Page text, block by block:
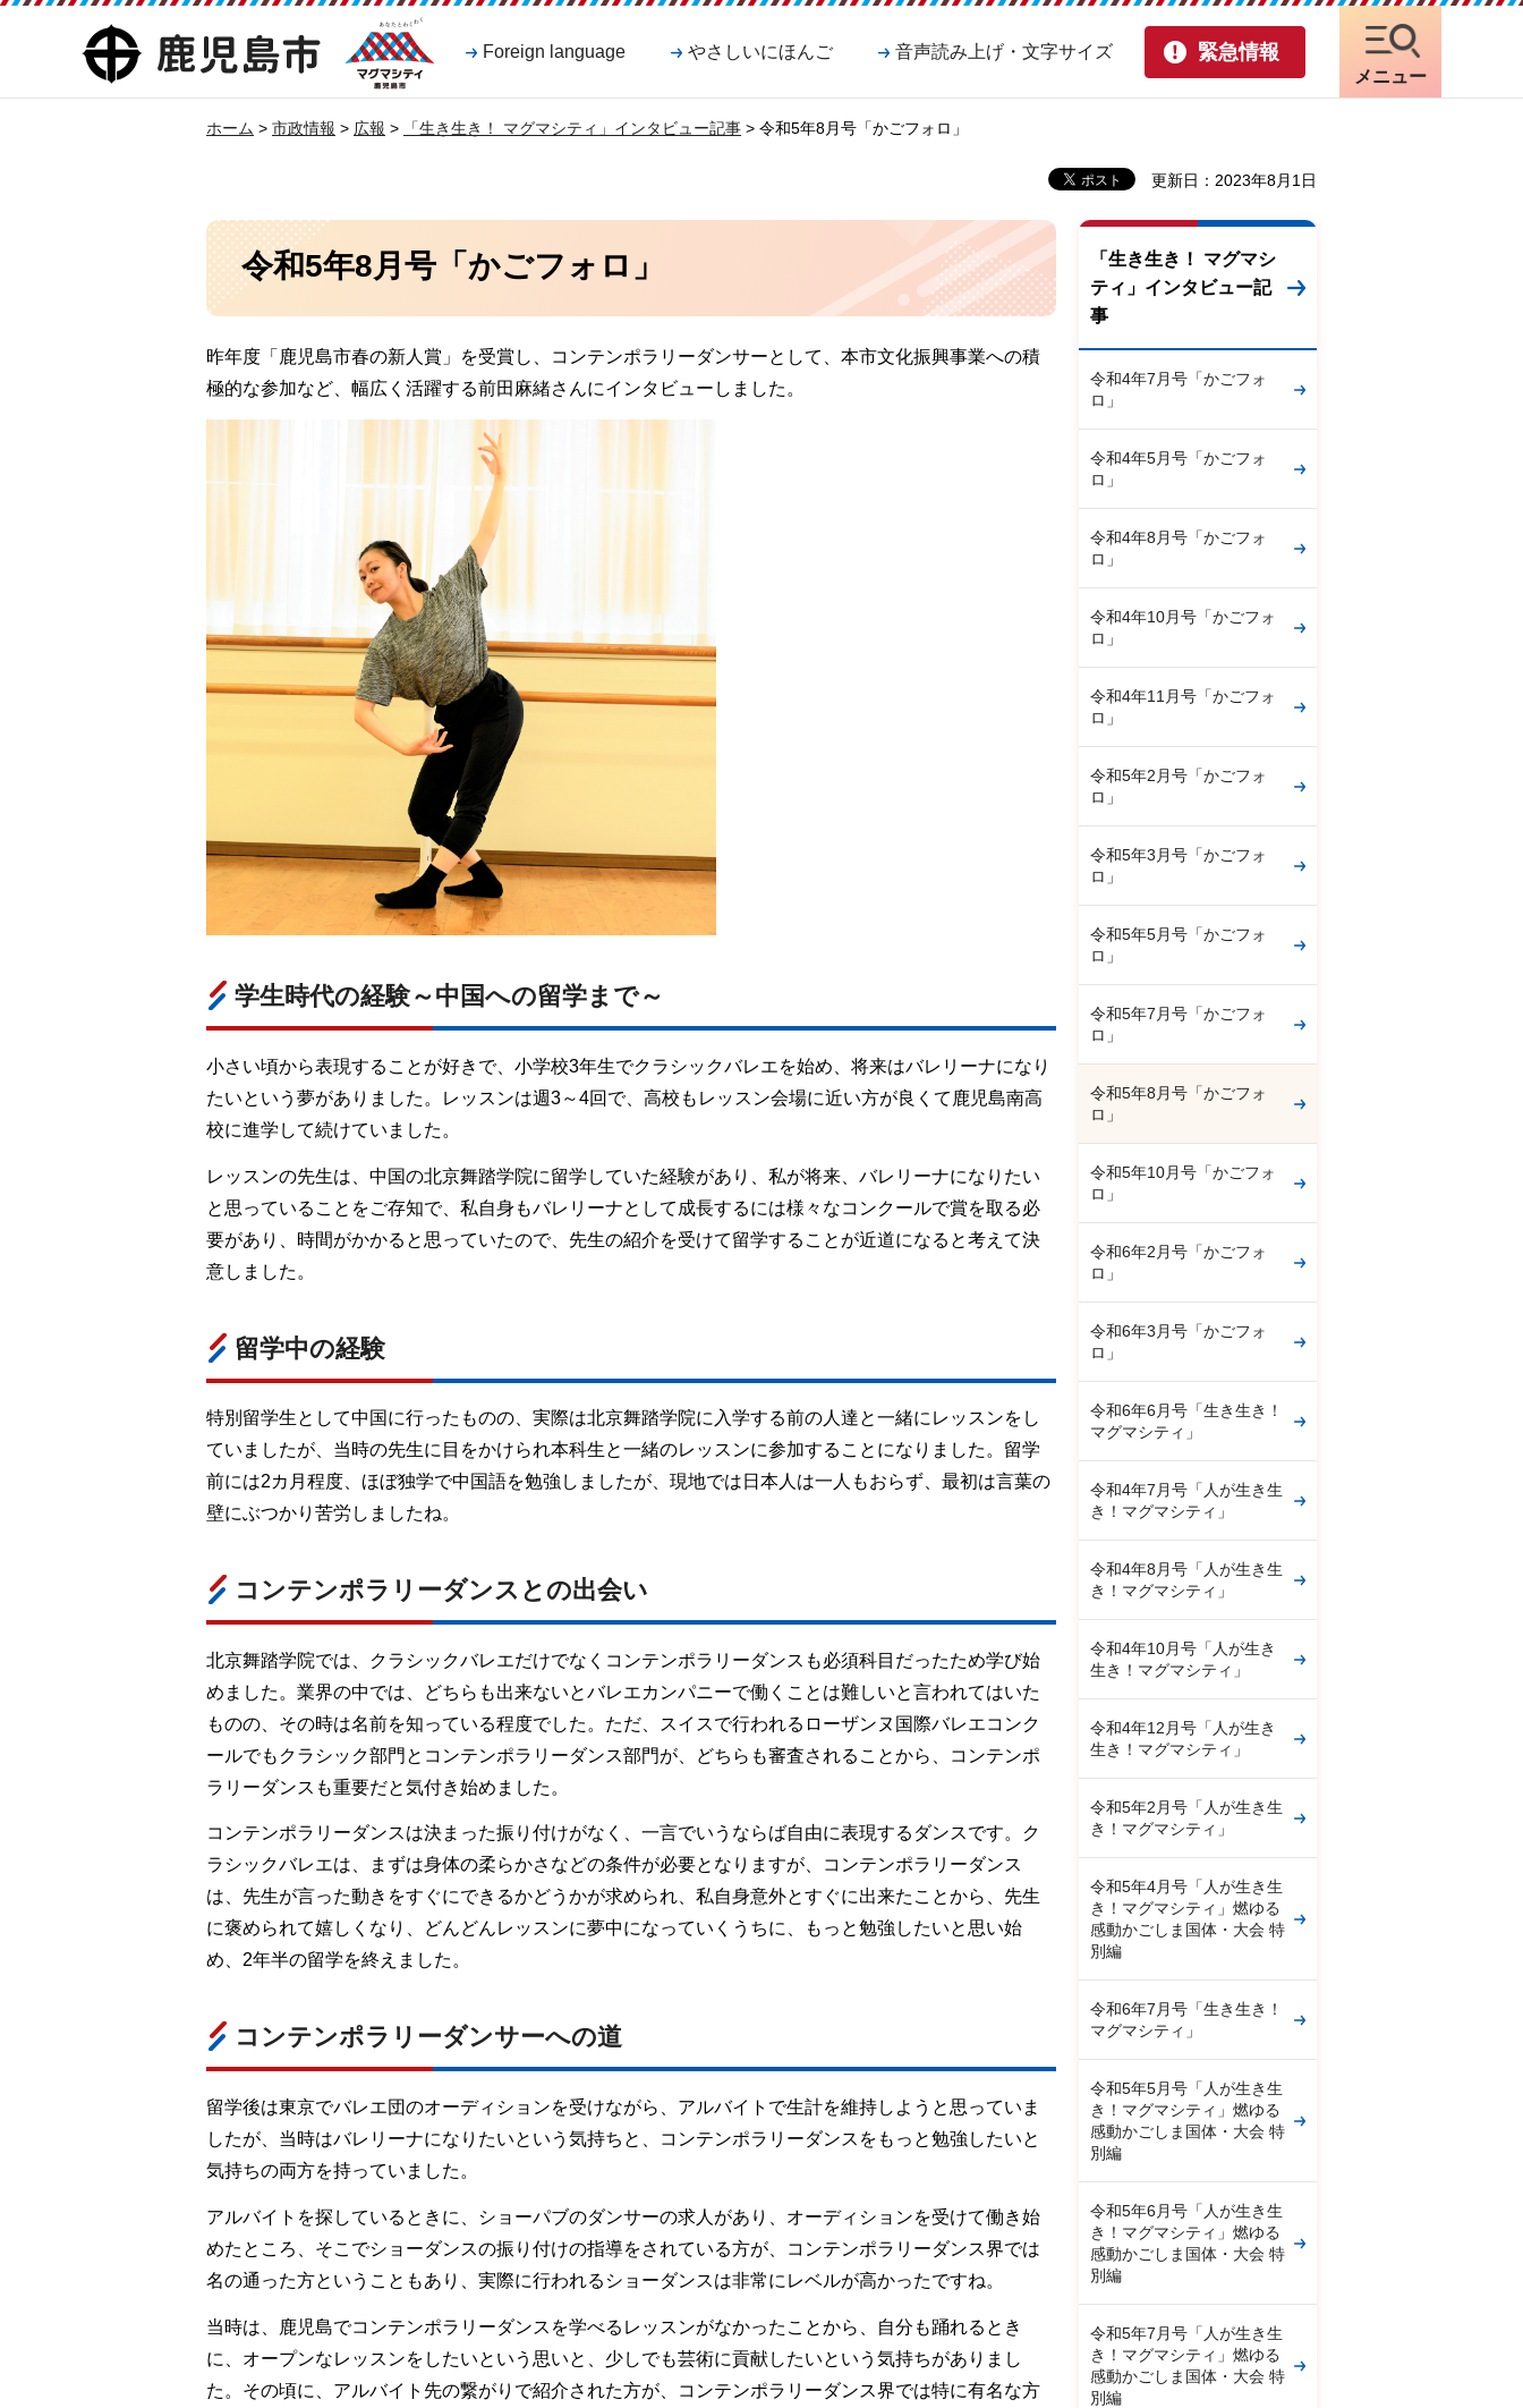
鹿児島市
マグマシティ
鹿児島市
Foreign language やさしいにほんご 音声読み上げ・文字サイズ 緊急情報
メニュー
ホーム > 市政情報 > 広報 > 「生き生き！ マグマシティ」インタビュー記事 > 令和5年8月号「かごフォロ」
更新日：2023年8月1日
令和5年8月号「かごフォロ」
昨年度「鹿児島市春の新人賞」を受賞し、コンテンポラリーダンサーとして、本市文化振興事業への積
極的な参加など、幅広く活躍する前田麻緒さんにインタビューしました。
学生時代の経験～中国への留学まで～
小さい頃から表現することが好きで、小学校3年生でクラシックバレエを始め、将来はバレリーナになり
たいという夢がありました。レッスンは週3～4回で、高校もレッスン会場に近い方が良くて鹿児島南高
校に進学して続けていました。
レッスンの先生は、中国の北京舞踏学院に留学していた経験があり、私が将来、バレリーナになりたい
と思っていることをご存知で、私自身もバレリーナとして成長するには様々なコンクールで賞を取る必
要があり、時間がかかると思っていたので、先生の紹介を受けて留学することが近道になると考えて決
意しました。
留学中の経験
特別留学生として中国に行ったものの、実際は北京舞踏学院に入学する前の人達と一緒にレッスンをし
ていましたが、当時の先生に目をかけられ本科生と一緒のレッスンに参加することになりました。留学
前には2カ月程度、ほぼ独学で中国語を勉強しましたが、現地では日本人は一人もおらず、最初は言葉の
壁にぶつかり苦労しましたね。
コンテンポラリーダンスとの出会い
北京舞踏学院では、クラシックバレエだけでなくコンテンポラリーダンスも必須科目だったため学び始
めました。業界の中では、どちらも出来ないとバレエカンパニーで働くことは難しいと言われてはいた
ものの、その時は名前を知っている程度でした。ただ、スイスで行われるローザンヌ国際バレエコンク
ールでもクラシック部門とコンテンポラリーダンス部門が、どちらも審査されることから、コンテンポ
ラリーダンスも重要だと気付き始めました。
コンテンポラリーダンスは決まった振り付けがなく、一言でいうならば自由に表現するダンスです。ク
ラシックバレエは、まずは身体の柔らかさなどの条件が必要となりますが、コンテンポラリーダンス
は、先生が言った動きをすぐにできるかどうかが求められ、私自身意外とすぐに出来たことから、先生
に褒められて嬉しくなり、どんどんレッスンに夢中になっていくうちに、もっと勉強したいと思い始
め、2年半の留学を終えました。
コンテンポラリーダンサーへの道
留学後は東京でバレエ団のオーディションを受けながら、アルバイトで生計を維持しようと思っていま
したが、当時はバレリーナになりたいという気持ちと、コンテンポラリーダンスをもっと勉強したいと
気持ちの両方を持っていました。
アルバイトを探しているときに、ショーパブのダンサーの求人があり、オーディションを受けて働き始
めたところ、そこでショーダンスの振り付けの指導をされている方が、コンテンポラリーダンス界では
名の通った方ということもあり、実際に行われるショーダンスは非常にレベルが高かったですね。
当時は、鹿児島でコンテンポラリーダンスを学べるレッスンがなかったことから、自分も踊れるとき
に、オープンなレッスンをしたいという思いと、少しでも芸術に貢献したいという気持ちがありまし
た。その頃に、アルバイト先の繋がりで紹介された方が、コンテンポラリーダンス界では特に有名な方
「生き生き！ マグマシ
ティ」インタビュー記
事
令和4年7月号「かごフォ
ロ」
令和4年5月号「かごフォ
ロ」
令和4年8月号「かごフォ
ロ」
令和4年10月号「かごフォ
ロ」
令和4年11月号「かごフォ
ロ」
令和5年2月号「かごフォ
ロ」
令和5年3月号「かごフォ
ロ」
令和5年5月号「かごフォ
ロ」
令和5年7月号「かごフォ
ロ」
令和5年8月号「かごフォ
ロ」
令和5年10月号「かごフォ
ロ」
令和6年2月号「かごフォ
ロ」
令和6年3月号「かごフォ
ロ」
令和6年6月号「生き生き！
マグマシティ」
令和4年7月号「人が生き生
き！マグマシティ」
令和4年8月号「人が生き生
き！マグマシティ」
令和4年10月号「人が生き
生き！マグマシティ」
令和4年12月号「人が生き
生き！マグマシティ」
令和5年2月号「人が生き生
き！マグマシティ」
令和5年4月号「人が生き生
き！マグマシティ」燃ゆる
感動かごしま国体・大会 特
別編
令和6年7月号「生き生き！
マグマシティ」
令和5年5月号「人が生き生
き！マグマシティ」燃ゆる
感動かごしま国体・大会 特
別編
令和5年6月号「人が生き生
き！マグマシティ」燃ゆる
感動かごしま国体・大会 特
別編
令和5年7月号「人が生き生
き！マグマシティ」燃ゆる
感動かごしま国体・大会 特
別編